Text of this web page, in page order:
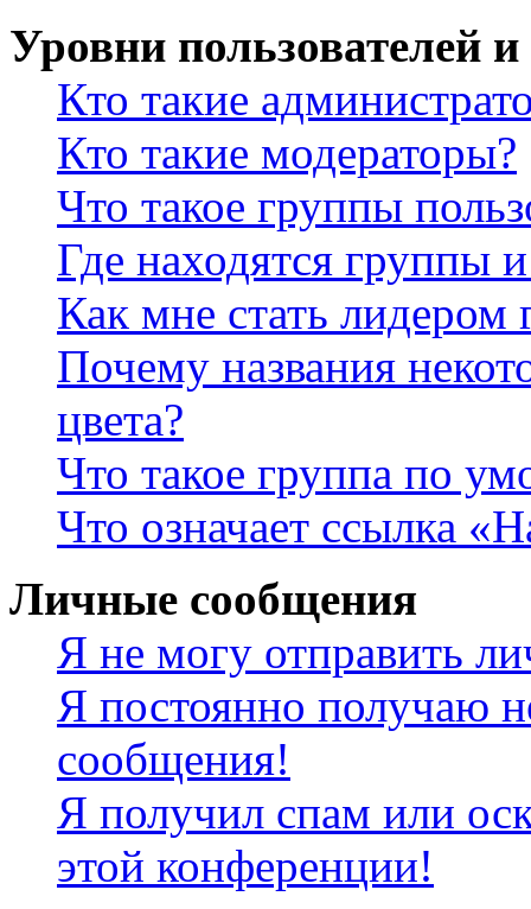
Уровни пользователей
Кто такие
Кто такие модераторы?
Что такое группы
Где находятся группы
Как мне стать лидером
Почему названия
цвета?
Что такое группа по
Что означает ссылка
Личные сообщения
Я не могу отправить
Я постоянно получаю
сообщения!
Я получил спам или
этой конференции!